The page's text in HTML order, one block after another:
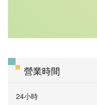
營業時間
24小時